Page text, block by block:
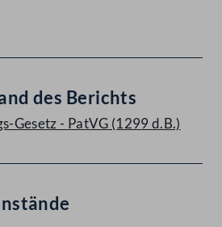
des Berichts
Gesetz - PatVG (1299 d.B.)